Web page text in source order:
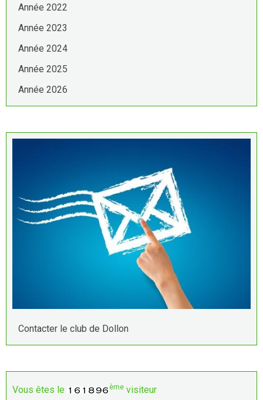
Année 2022
Année 2023
Année 2024
Année 2025
Année 2026
Contacter le club de Dollon
Vous êtes le ème visiteur